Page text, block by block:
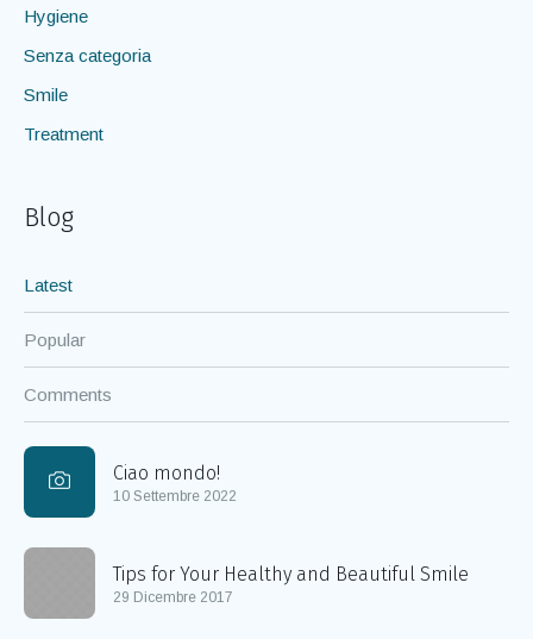
Hygiene
Senza categoria
Smile
Treatment
Blog
Latest
Popular
Comments
Ciao mondo!
10 Settembre 2022
Tips for Your Healthy and Beautiful Smile
29 Dicembre 2017